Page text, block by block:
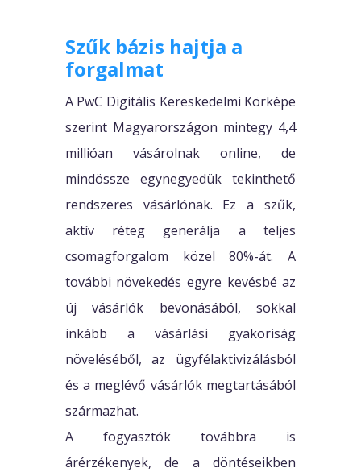
Szűk bázis hajtja a
forgalmat
A PwC Digitális Kereskedelmi Körképe
szerint Magyarországon mintegy 4,4
millióan vásárolnak online, de
mindössze egynegyedük tekinthető
rendszeres vásárlónak. Ez a szűk,
aktív réteg generálja a teljes
csomagforgalom közel 80%-át. A
további növekedés egyre kevésbé az
új vásárlók bevonásából, sokkal
inkább a vásárlási gyakoriság
növeléséből, az ügyfélaktivizálásból
és a meglévő vásárlók megtartásából
származhat.
A fogyasztók továbbra is
árérzékenyek, de a döntéseikben